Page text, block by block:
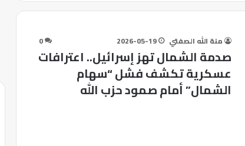
منة الله الصفتي 2026-05-19
0
صدمة الشمال تهز إسرائيل.. اعترافات
عسكرية تكشف فشل “سهام
الشمال” أمام صمود حزب الله